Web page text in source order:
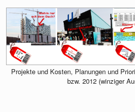
Projekte und Kosten, Planungen und
bzw. 2012 (winziger